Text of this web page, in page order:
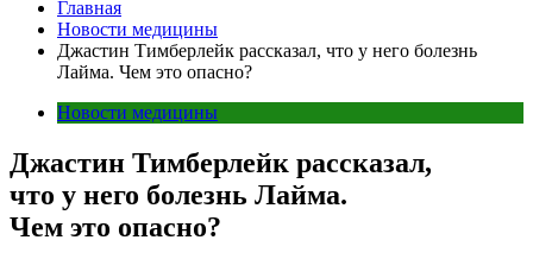
Главная
Новости медицины
Джастин Тимберлейк рассказал, что у него болезнь
Лайма. Чем это опасно?
Новости медицины
Джастин Тимберлейк рассказал,
что у него болезнь Лайма.
Чем это опасно?